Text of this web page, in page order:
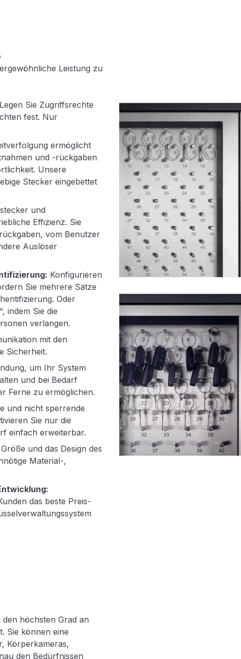
Leistung zu
Legen Sie Zugriffsrechte
fest. Nur
ermöglicht
und -rückgaben
Unsere
Stecker eingebettet
und
Effizienz. Sie
vom Benutzer
Auslöser
Konfigurieren
Sie mehrere Sätze
Oder
indem Sie die
verlangen.
mit den
Sicherheit.
um Ihr System
und bei Bedarf
Ferne zu ermöglichen.
und nicht sperrende
Sie nur die
einfach erweiterbar.
und das Design des
Material-,
das beste Preis-
höchsten Grad an
Sie können eine
Körperkameras,
den Bedürfnissen